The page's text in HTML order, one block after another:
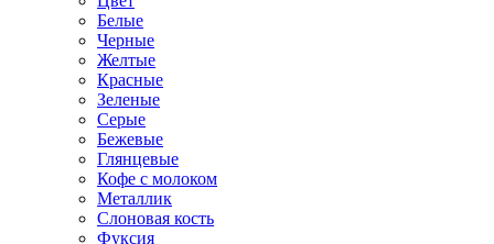
Белые
Черные
Желтые
Красные
Зеленые
Серые
Бежевые
Глянцевые
Кофе с молоком
Металлик
Слоновая кость
Фуксия